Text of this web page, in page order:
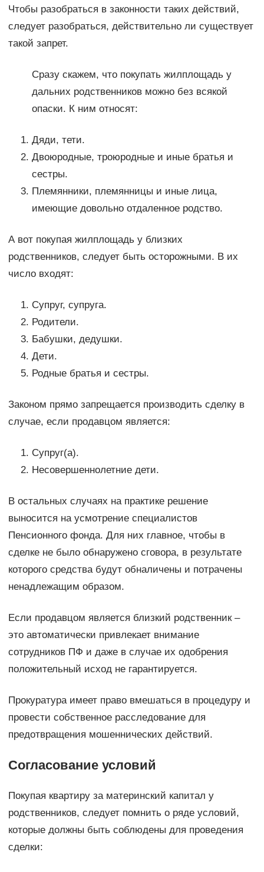
Чтобы разобраться в законности таких действий,
следует разобраться, действительно ли существует
такой запрет.
Сразу скажем, что покупать жилплощадь у
дальних родственников можно без всякой
опаски. К ним относят:
Дяди, тети.
Двоюродные, троюродные и иные братья и
сестры.
Племянники, племянницы и иные лица,
имеющие довольно отдаленное родство.
А вот покупая жилплощадь у близких
родственников, следует быть осторожными. В их
число входят:
Супруг, супруга.
Родители.
Бабушки, дедушки.
Дети.
Родные братья и сестры.
Законом прямо запрещается производить сделку в
случае, если продавцом является:
Супруг(а).
Несовершеннолетние дети.
В остальных случаях на практике решение
выносится на усмотрение специалистов
Пенсионного фонда. Для них главное, чтобы в
сделке не было обнаружено сговора, в результате
которого средства будут обналичены и потрачены
ненадлежащим образом.
Если продавцом является близкий родственник –
это автоматически привлекает внимание
сотрудников ПФ и даже в случае их одобрения
положительный исход не гарантируется.
Прокуратура имеет право вмешаться в процедуру и
провести собственное расследование для
предотвращения мошеннических действий.
Согласование условий
Покупая квартиру за материнский капитал у
родственников, следует помнить о ряде условий,
которые должны быть соблюдены для проведения
сделки: